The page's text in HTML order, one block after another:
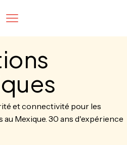
et connectivité pour les
Mexique. 30 ans d'expérience